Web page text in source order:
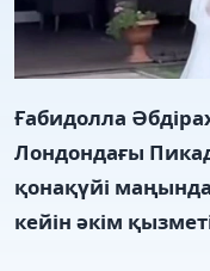
Ғабидолла
Лондондағы
қонақүйі
кейін әкім